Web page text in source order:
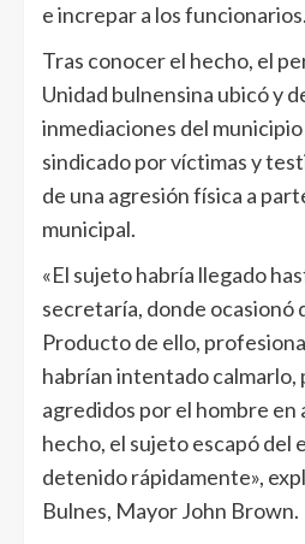
e increpar a los funcionarios.
Tras conocer el hecho, el
Unidad bulnensina ubicó y
inmediaciones del
sindicado por víctimas y
de una agresión física a
municipal.
«El sujeto habría llegado
secretaría, donde ocasionó
Producto de ello,
habrían intentado calmarlo,
agredidos por el hombre
hecho, el sujeto escapó del
detenido rápidamente»,
Bulnes, Mayor John Brown.